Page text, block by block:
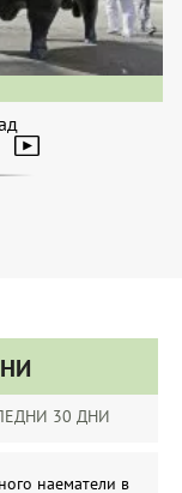
30 ДНИ
наематели в